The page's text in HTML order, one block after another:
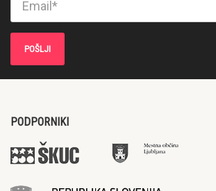
PODPORNIKI